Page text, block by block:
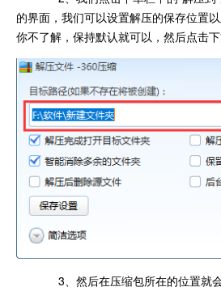
的界面，我们可以设置解压的保存位置
你不了解，保持默认就可以，然后点击下
3、然后在压缩包所在的位置就